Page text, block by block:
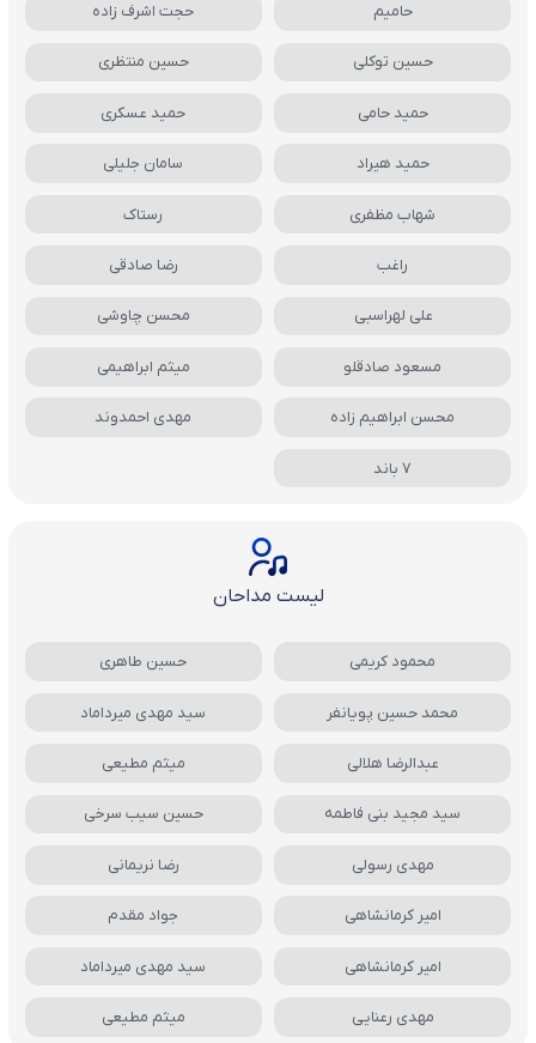
حامیم حجت اشرف زاده
حسین توکلی حسین منتظری
حمید حامی حمید عسکری
حمید هیراد سامان جلیلی
شهاب مظفری رستاک
راغب رضا صادقی
علی لهراسبی محسن چاوشی
مسعود صادقلو میثم ابراهیمی
محسن ابراهیم زاده مهدی احمدوند
7 باند
لیست مداحان
محمود کریمی حسین طاهری
محمد حسین پویانفر سید مهدی میرداماد
عبدالرضا هلالی میثم مطیعی
سید مجید بنی فاطمه حسین سیب سرخی
مهدی رسولی رضا نریمانی
امیر کرمانشاهی جواد مقدم
امیر کرمانشاهی سید مهدی میرداماد
مهدی رعنایی میثم مطیعی